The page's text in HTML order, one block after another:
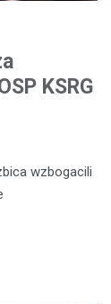
KSRG
wzbogacili